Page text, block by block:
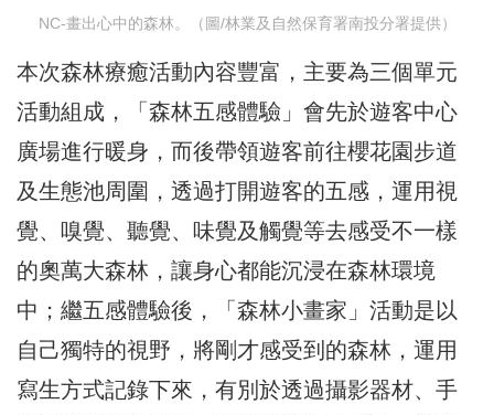
NC-畫出心中的森林。（圖/林業及自然保育署南投分署提供）
本次森林療癒活動內容豐富，主要為三個單元
活動組成，「森林五感體驗」會先於遊客中心
廣場進行暖身，而後帶領遊客前往櫻花園步道
及生態池周圍，透過打開遊客的五感，運用視
覺、嗅覺、聽覺、味覺及觸覺等去感受不一樣
的奧萬大森林，讓身心都能沉浸在森林環境
中；繼五感體驗後，「森林小畫家」活動是以
自己獨特的視野，將剛才感受到的森林，運用
寫生方式記錄下來，有別於透過攝影器材、手